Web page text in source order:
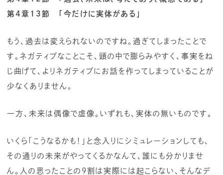
第4章13節 「今だけに実体がある」
もう、過去は変えられないのですね。過ぎてしまったことで
す。ネガティブなことこそ、頭の中で膨らみやすく、事実をね
じ曲げて、よりネガティブにお話を作ってしまっていることが
少なくありません。
一方、未来は偶像で虚像。いずれも、実体の無いものです。
いくら「こうなるかも！」と念入りにシミュレーションしても、
その通りの未来がやってくるかなんて、誰にも分かりませ
ん。人の思ったことの9割は実際には起こらない、そんなデ